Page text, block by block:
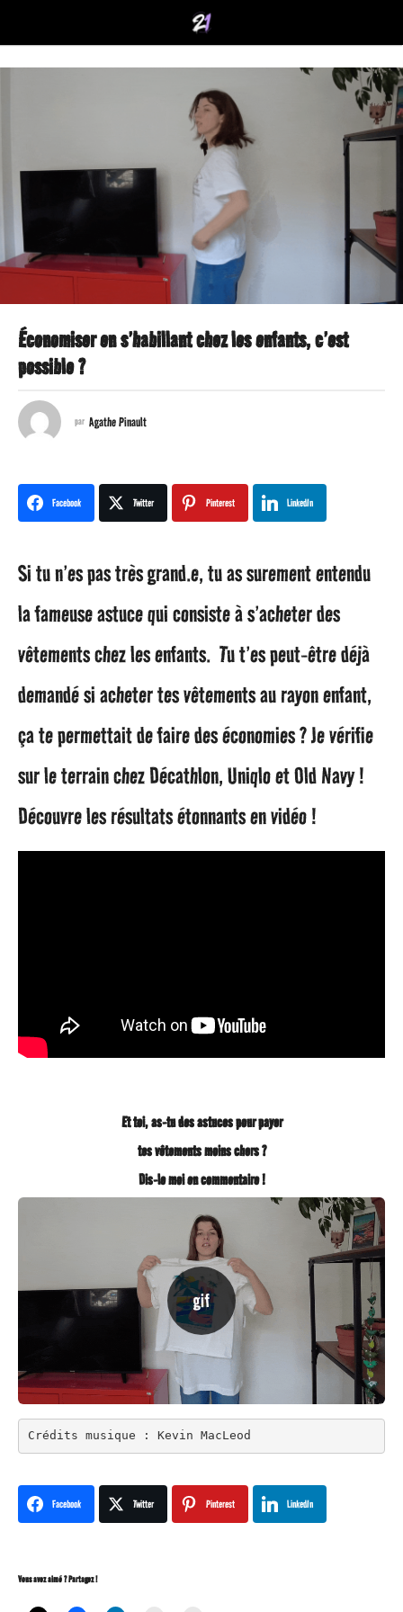
2
a
n
o
2
a
n
s
a
g
Économiser en s’habillant chez les enfants, c’est
possible ?
par Agathe Pinault
Facebook Twitter Pinterest LinkedIn
Si tu n’es pas très grand.e, tu as surement entendu
la fameuse astuce qui consiste à s’acheter des
vêtements chez les enfants. Tu t’es peut-être déjà
demandé si acheter tes vêtements au rayon enfant,
ça te permettait de faire des économies ? Je vérifie
sur le terrain chez Décathlon, Uniqlo et Old Navy !
Découvre les résultats étonnants en vidéo !
Et toi, as-tu des astuces pour payer
tes vêtements moins chers ?
Dis-le moi en commentaire !
Crédits musique : Kevin MacLeod
Facebook Twitter Pinterest LinkedIn
Vous avez aimé ? Partagez !